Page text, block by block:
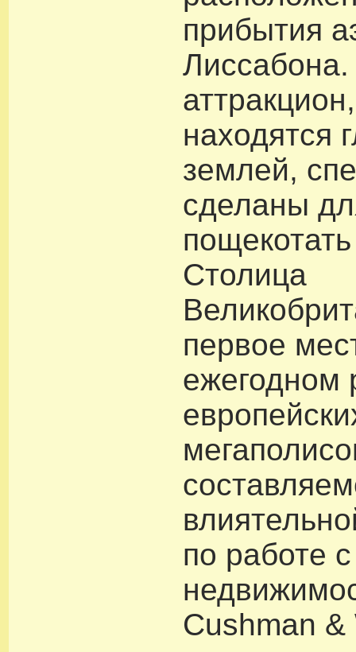
прибытия
Лиссабона.
находятся
землей,
сделаны
Столица
первое
ежегодном
по работе с
Cushman